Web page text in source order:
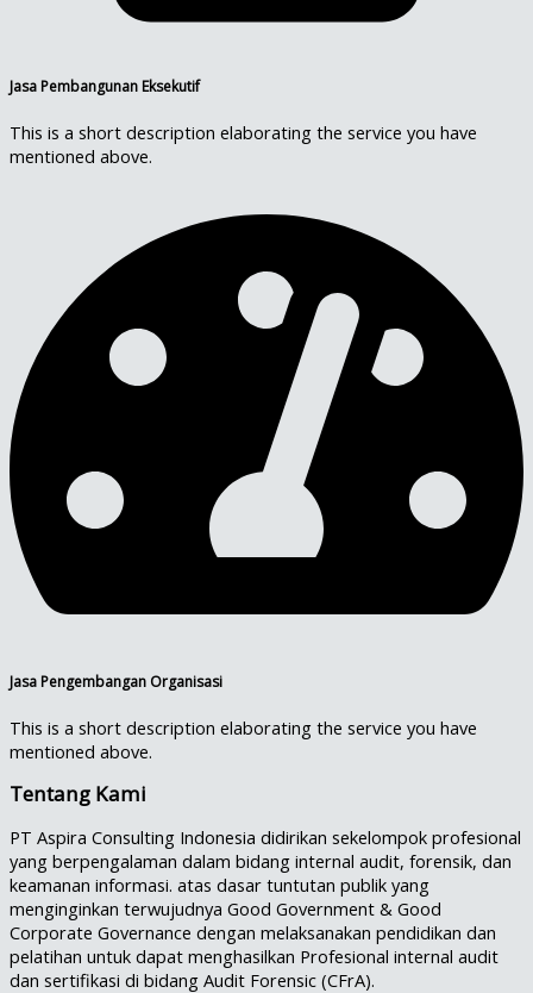
Jasa Pembangunan Eksekutif
This is a short description elaborating the service you have
mentioned above.​
Jasa Pengembangan Organisasi
This is a short description elaborating the service you have
mentioned above.​
Tentang Kami
PT Aspira Consulting Indonesia didirikan sekelompok profesional
yang berpengalaman dalam bidang internal audit, forensik, dan
keamanan informasi. atas dasar tuntutan publik yang
menginginkan terwujudnya Good Government & Good
Corporate Governance dengan melaksanakan pendidikan dan
pelatihan untuk dapat menghasilkan Profesional internal audit
dan sertifikasi di bidang Audit Forensic (CFrA).